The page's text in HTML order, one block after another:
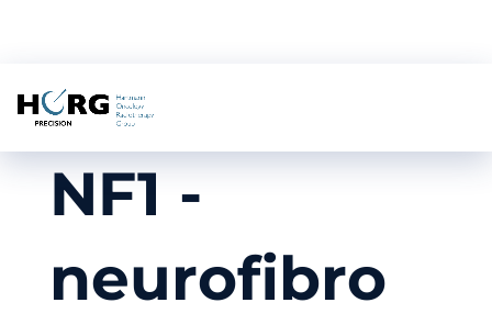
NF1 -
neurofibro